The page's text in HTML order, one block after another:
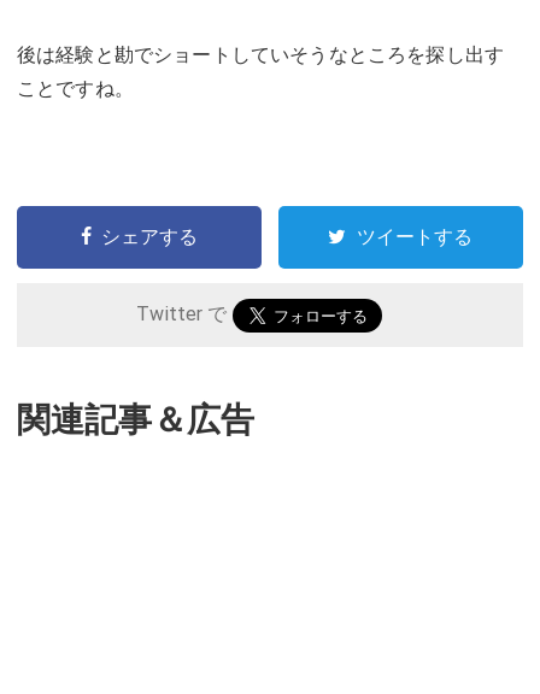
後は経験と勘でショートしていそうなところを探し出す
ことですね。
シェアする ツイートする
Twitter で
関連記事＆広告